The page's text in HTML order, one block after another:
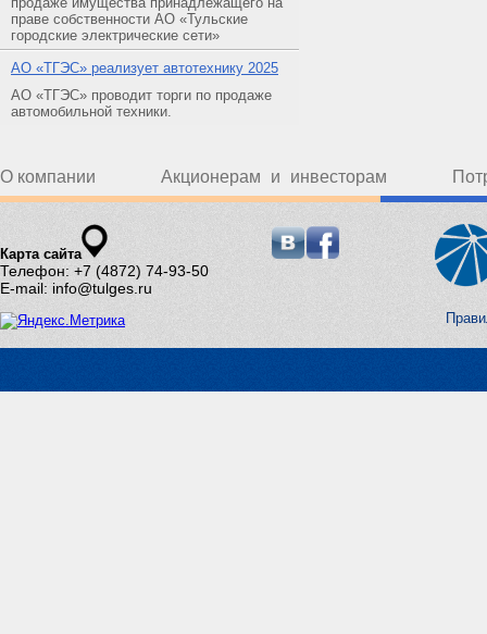
праве собственности АО «Тульские
городские электрические сети»
АO «ТГЭС» реализует автотехнику 2025
АО «ТГЭС» проводит торги по продаже
автомобильной техники.
О компании Акционерам и инвесторам
Карта сайта
Телефон: +7 (4872) 74-93-50
E-mail: info@tulges.ru